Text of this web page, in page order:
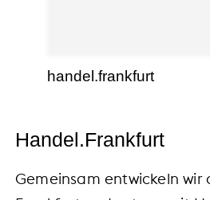
handel.frankfurt
Handel.Frankfurt
Gemeinsam entwickeln wir